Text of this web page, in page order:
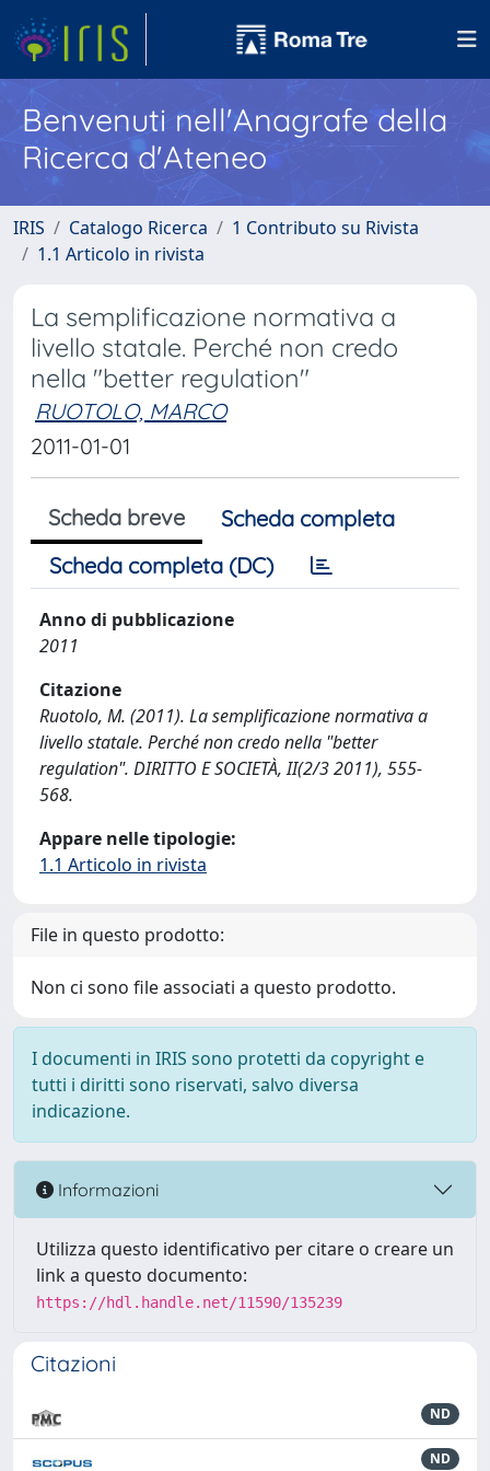
Benvenuti nell'Anagrafe della
Ricerca d'Ateneo
IRIS Catalogo Ricerca
1 Contributo su Rivista
1.1 Articolo in rivista
La semplificazione normativa a
livello statale. Perché non credo
nella "better regulation"
RUOTOLO, MARCO
2011-01-01
Scheda breve
Scheda completa
Scheda completa (DC)
Anno di pubblicazione
2011
Citazione
Ruotolo, M. (2011). La semplificazione normativa a
livello statale. Perché non credo nella "better
regulation". DIRITTO E SOCIETÀ, II(2/3 2011), 555-
568.
Appare nelle tipologie:
1.1 Articolo in rivista
File in questo prodotto:
Non ci sono file associati a questo prodotto.
I documenti in IRIS sono protetti da copyright e
tutti i diritti sono riservati, salvo diversa
indicazione.
Informazioni
Utilizza questo identificativo per citare o creare un
link a questo documento:
https://hdl.handle.net/11590/135239
Citazioni
ND
ND